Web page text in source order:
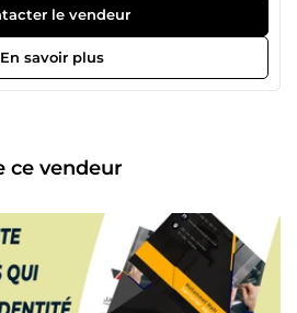
élégants et percutants pour
les sites web, les publicités, les
les emballages de produits. Ma
se reflète dans ma maîtrise des
de mes clients afin de concevoir
leurs attentes, voire les
Je consacre ainsi une grande
de nouvelles techniques
actuelles en matière de
commander mes services, veuillez
et me faire part de vos besoins.
le vendeur
En savoir plus
ce vendeur